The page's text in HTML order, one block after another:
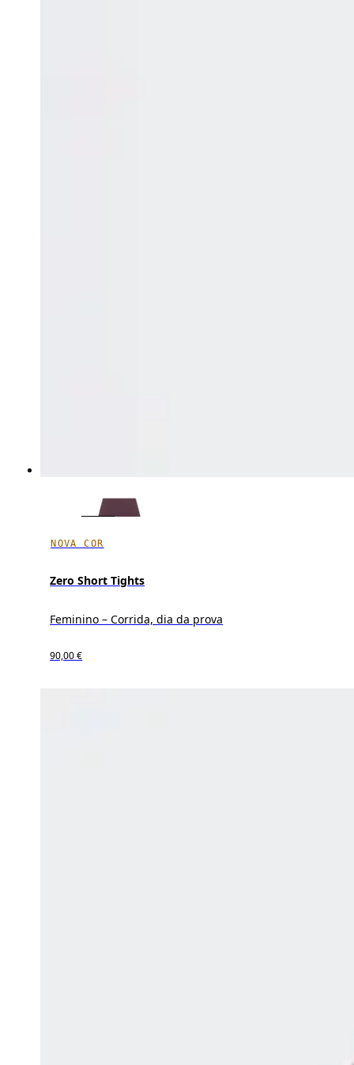
NOVA COR
Zero Short Tights
Feminino – Corrida, dia da prova
90,00 €